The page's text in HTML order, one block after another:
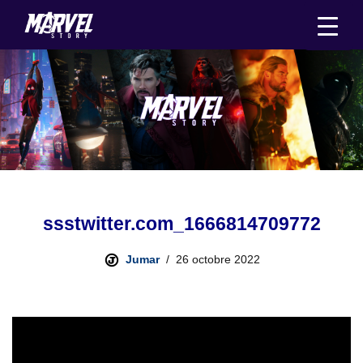
au
contenu
ssstwitter.com_1666814709772
Jumar 26 octobre 2022